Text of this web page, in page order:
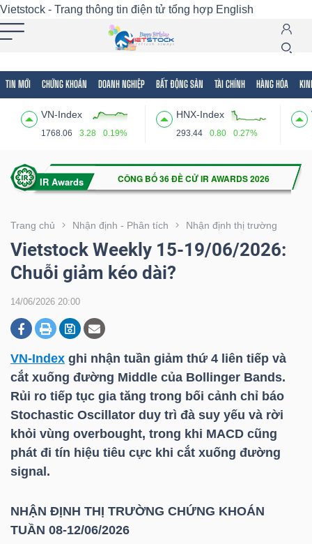
Vietstock - Trang thông tin điện tử tổng hợp English
TIN MỚI CHỨNG KHOÁN DOANH NGHIỆP BẤT ĐỘNG SẢN TÀI CHÍNH HÀNG HÓA
VN-Index
1768.06 3.28 0.19%
HNX-Index
293.44 0.80 0.27%
Trang chủ Nhận định - Phân tích Nhận định thị trường
Vietstock Weekly 15-19/06/2026:
Chuỗi giảm kéo dài?
14/06/2026 20:00
VN-Index ghi nhận tuần giảm thứ 4 liên tiếp và
cắt xuống đường Middle của Bollinger Bands.
Rủi ro tiếp tục gia tăng trong bối cảnh chỉ báo
Stochastic Oscillator duy trì đà suy yếu và rời
khỏi vùng overbought, trong khi MACD cũng
phát đi tín hiệu tiêu cực khi cắt xuống đường
signal.
NHẬN ĐỊNH THỊ TRƯỜNG CHỨNG KHOÁN
TUẦN 08-12/06/2026
Tất cả Tính năng Ngành Mã chứng khoán
Tính
(-)
VIETSTOCK
CHỨNG
DOANH
NGHIỆP